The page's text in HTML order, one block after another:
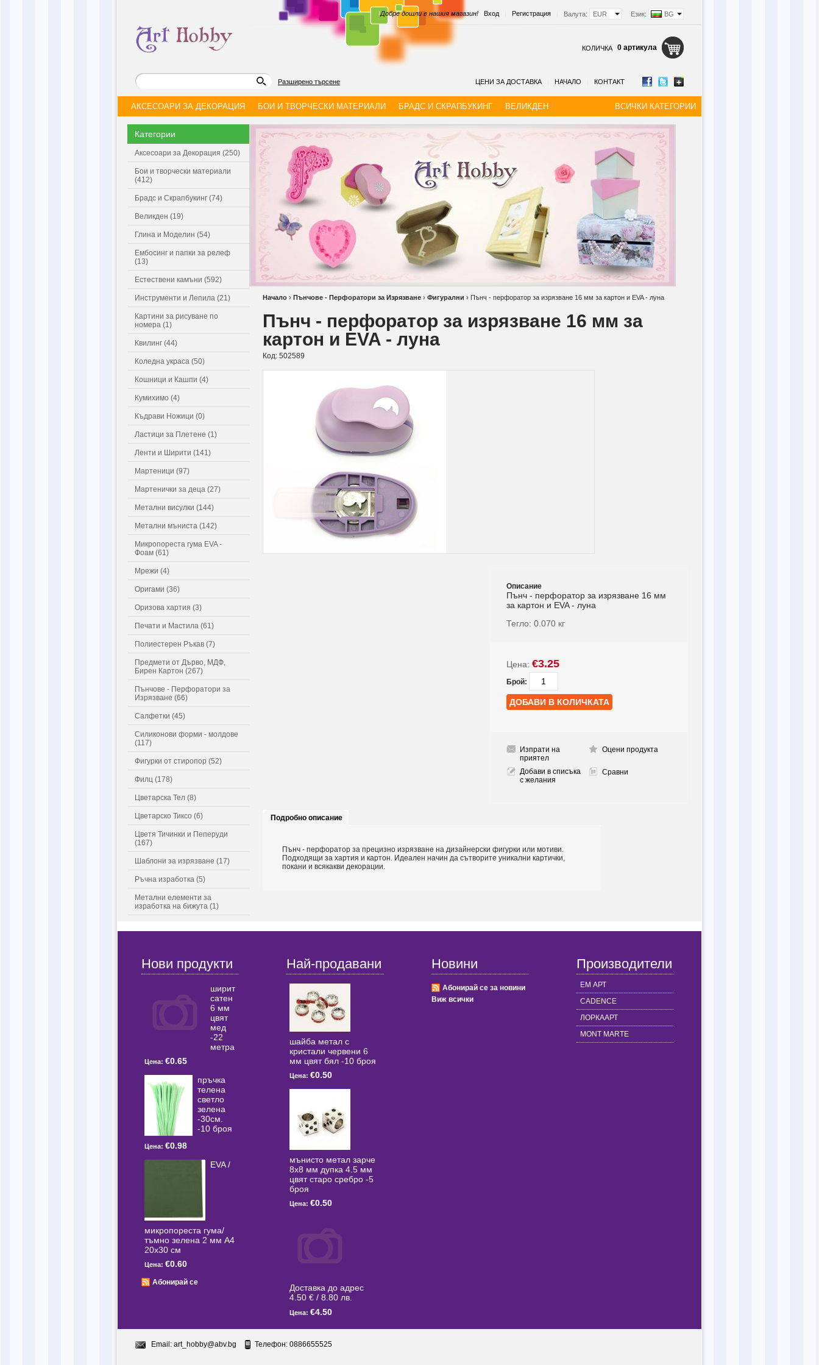
Език: BG
Валута: EUR
Вход Регистрация
Добре дошли в нашия магазин!
|
КОЛИЧКА 0 артикула
Разширено търсене ЦЕНИ ЗА ДОСТАВКА НАЧАЛО КОНТАКТ
АКСЕСОАРИ ЗА ДЕКОРАЦИЯ БОИ И ТВОРЧЕСКИ МАТЕРИАЛИ БРАДС И СКРАПБУКИНГ ВЕЛИКДЕН ВСИЧКИ КАТЕГОРИИ
Категории
Аксесоари за Декорация (250)
Бои и творчески материали
(412)
Брадс и Скрапбукинг (74)
Великден (19)
Глина и Моделин (54)
Ембосинг и папки за релеф
(13)
Естествени камъни (592)
Инструменти и Лепила (21)
Картини за рисуване по
номера (1)
Квилинг (44)
Коледна украса (50)
Кошници и Кашпи (4)
Кумихимо (4)
Къдрави Ножици (0)
Ластици за Плетене (1)
Ленти и Ширити (141)
Мартеници (97)
Мартенички за деца (27)
Метални висулки (144)
Метални мъниста (142)
Микропореста гума EVA -
Фоам (61)
Мрежи (4)
Оригами (36)
Оризова хартия (3)
Печати и Мастила (61)
Полиестерен Ръкав (7)
Предмети от Дърво, МДФ,
Бирен Картон (267)
Пънчове - Перфоратори за
Изрязване (66)
Салфетки (45)
Силиконови форми - молдове
(117)
Фигурки от стиропор (52)
Филц (178)
Цветарска Тел (8)
Цветарско Тиксо (6)
Цветя Тичинки и Пеперуди
(167)
Шаблони за изрязване (17)
Ръчна изработка (5)
Метални елементи за
изработка на бижута (1)
Начало › Пънчове - Перфоратори за Изрязване › Фигурални › Пънч - перфоратор за изрязване 16 мм за картон и EVA - луна
Пънч - перфоратор за изрязване 16 мм за
картон и EVA - луна
Код: 502589
Описание
Пънч - перфоратор за изрязване 16 мм
за картон и EVA - луна
Тегло: 0.070 кг
Цена: €3.25
Брой:
Изпрати на
приятел
Оцени продукта
Добави в списъка
с желания
Сравни
Подробно описание
Пънч - перфоратор за прецизно изрязване на дизайнерски фигурки или мотиви.
Подходящи за хартия и картон. Идеален начин да сътворите уникални картички,
покани и всякакви декорации.
Нови продукти
ширит
сатен
6 мм
цвят
мед
-22
метра
Цена: €0.65
пръчка
телена
светлo
зелена
-30см.
-10 броя
Цена: €0.98
EVA /
микропореста гума/
тъмно зелена 2 мм А4
20x30 см
Цена: €0.60
Абонирай се
Най-продавани
шайба метал с
кристали червени 6
мм цвят бял -10 броя
Цена: €0.50
мънисто метал зарче
8x8 мм дупка 4.5 мм
цвят старо сребро -5
броя
Цена: €0.50
Доставка до адрес
4.50 € / 8.80 лв.
Цена: €4.50
Новини
Абонирай се за новини
Виж всички
Производители
ЕМ АРТ
CADENCE
ЛОРКААРТ
MONT MARTE
Email: art_hobby@abv.bg Телефон: 0886655525